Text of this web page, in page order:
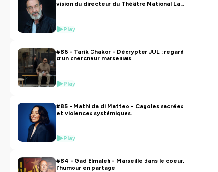
vision du directeur du Théâtre National La
Play
#86 - Tarik Chakor - Décrypter JUL : regard
d’un chercheur marseillais
Play
#85 - Mathilda di Matteo - Cagoles sacrées
et violences systémiques.
Play
#84 - Gad Elmaleh - Marseille dans le coeur,
l'humour en partage